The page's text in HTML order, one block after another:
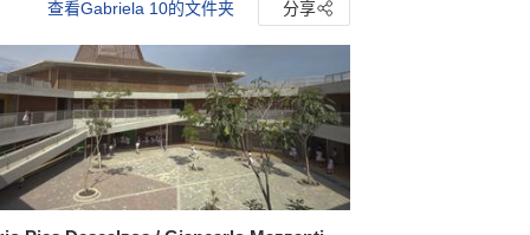
查看Gabriela 10的文件夹 分享